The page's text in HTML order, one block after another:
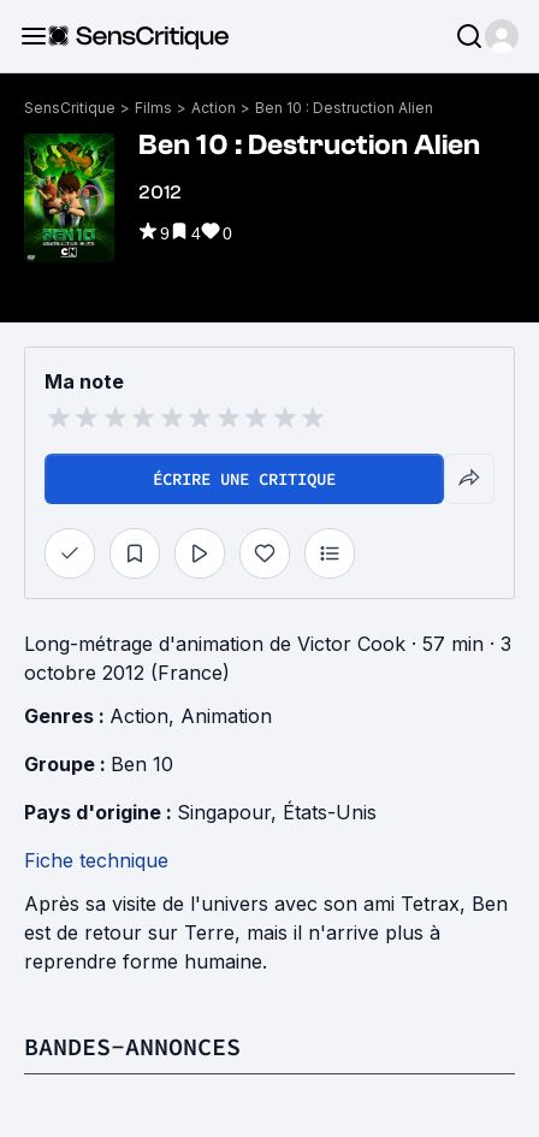
SensCritique > Films > Action > Ben 10 : Destruction Alien
Ben 10 : Destruction Alien
2012
9 4 0
Ma note
ÉCRIRE UNE CRITIQUE
Long-métrage d'animation de Victor Cook · 57 min · 3
octobre 2012 (France)
Genres : Action, Animation
Groupe : Ben 10
Pays d'origine : Singapour, États-Unis
Fiche technique
Après sa visite de l'univers avec son ami Tetrax, Ben
est de retour sur Terre, mais il n'arrive plus à
reprendre forme humaine.
BANDES-ANNONCES